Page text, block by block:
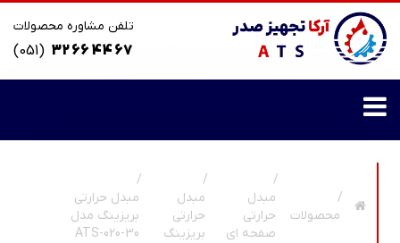
تلفن مشاوره محصولات
(051) 32 66 44 67
محصولات
مبدل
حرارتی
صفحه ای
مبدل
حرارتی
بریزینگ
مبدل حرارتی
بریزینگ مدل
ATS-020-30